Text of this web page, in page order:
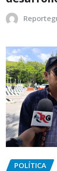
POLÍTICA